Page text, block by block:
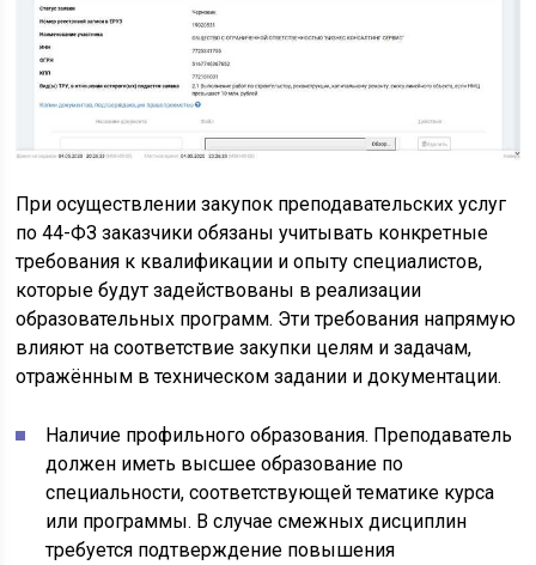
При осуществлении закупок преподавательских услуг
по 44-ФЗ заказчики обязаны учитывать конкретные
требования к квалификации и опыту специалистов,
которые будут задействованы в реализации
образовательных программ. Эти требования напрямую
влияют на соответствие закупки целям и задачам,
отражённым в техническом задании и документации.
Наличие профильного образования. Преподаватель
должен иметь высшее образование по
специальности, соответствующей тематике курса
или программы. В случае смежных дисциплин
требуется подтверждение повышения